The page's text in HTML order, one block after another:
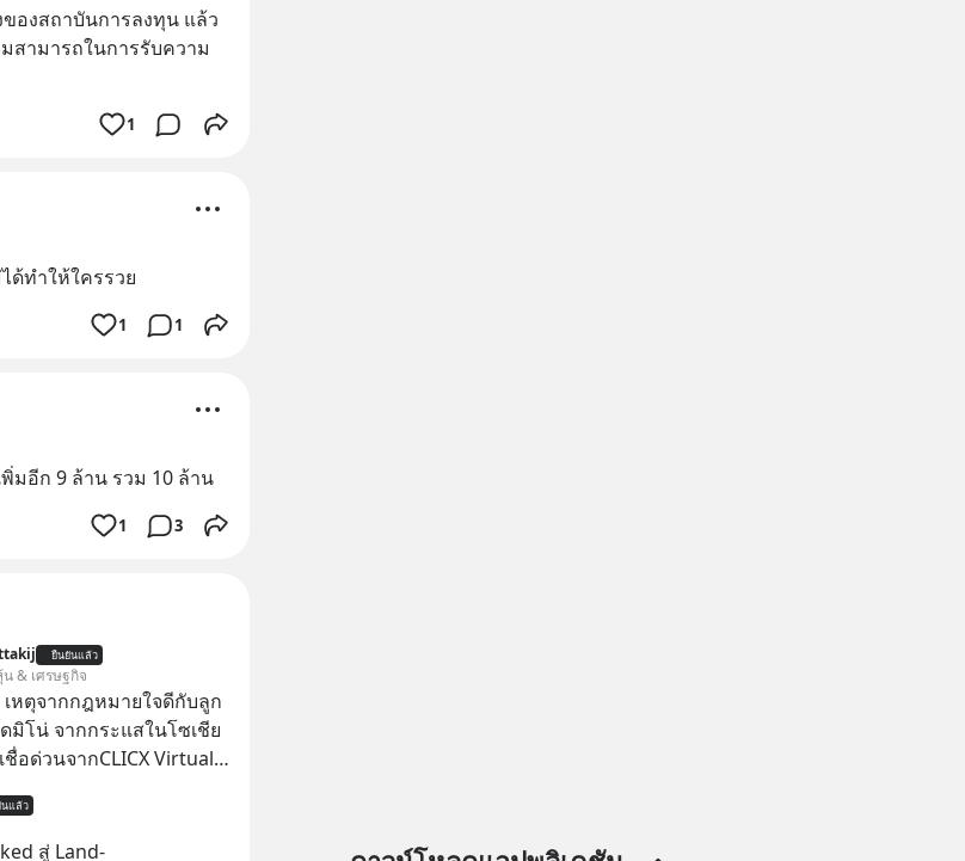
องสถาบันการลงทุน แล้ว
สามารถในการรับความ
1
ด้ทำให้ใครรวย
1 1
มอีก 9 ล้าน รวม 10 ล้าน
1 3
ยืนยันแล้ว
น & เศรษฐกิจ
หตุจากกฎหมายใจดีกับลูก
มิโน่ จากกระแสในโซเชีย
อด่วนจากCLICX Virtual
ตนาจะไม่ชำระหนี้คืน
2569 CLICX ออก
แล้ว
สู่ Land-